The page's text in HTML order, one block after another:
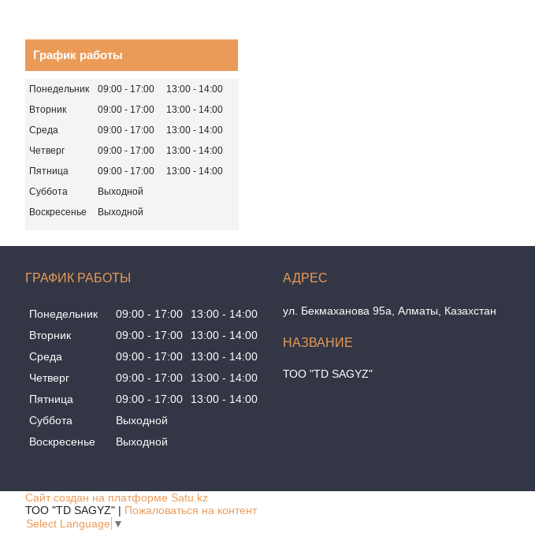
График работы
Понедельник 09:00 17:00 13:00
14:00
Вторник
09:00 17:00 13:00
14:00
Среда
09:00 17:00 13:00
14:00
Четверг
09:00 17:00 13:00
14:00
Пятница
09:00 17:00 13:00
14:00
Суббота
Выходной
Воскресенье
Выходной
ГРАФИК РАБОТЫ
Понедельник 09:00 17:00 13:00
14:00
Вторник
09:00 17:00 13:00
14:00
Среда
09:00 17:00 13:00
14:00
Четверг
09:00 17:00 13:00
14:00
Пятница
09:00 17:00 13:00
14:00
Суббота
Выходной
Воскресенье
Выходной
ул. Бекмаханова 95а, Алматы, Казахстан
ТОО "TD SAGYZ"
Сайт создан на платформе Satu.kz
ТОО "TD SAGYZ" | Пожаловаться на контент
Select Language ▼